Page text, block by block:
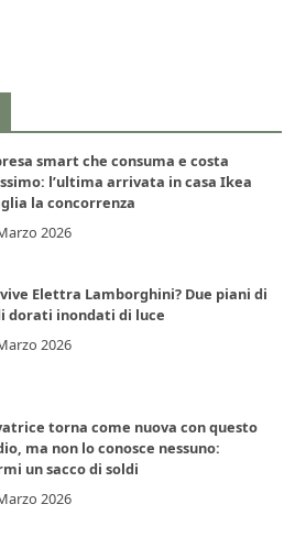
smart che consuma e costa
l’ultima arrivata in casa Ikea
la concorrenza
2026
Elettra Lamborghini? Due piani di
dorati inondati di luce
2026
torna come nuova con questo
ma non lo conosce nessuno:
un sacco di soldi
2026